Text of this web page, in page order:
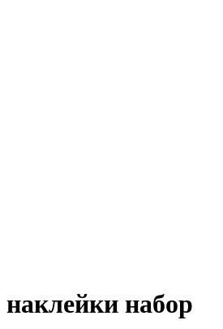
наклейки набор